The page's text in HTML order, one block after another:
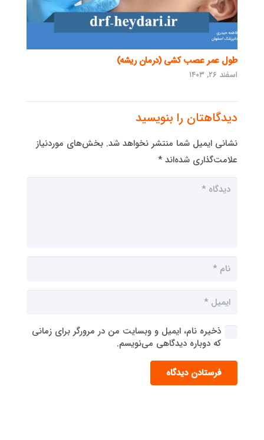
طول عمر عصب کشی (درمان ریشه)
اسفند ۲۶, ۱۴۰۳
دیدگاهتان را بنویسید
نشانی ایمیل شما منتشر نخواهد شد. بخش‌های موردنیاز
علامت‌گذاری شده‌اند *
ذخیره نام، ایمیل و وبسایت من در مرورگر برای زمانی
که دوباره دیدگاهی می‌نویسم.
فرستادن دیدگاه